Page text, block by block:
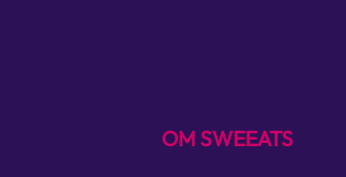
OM SWEEATS